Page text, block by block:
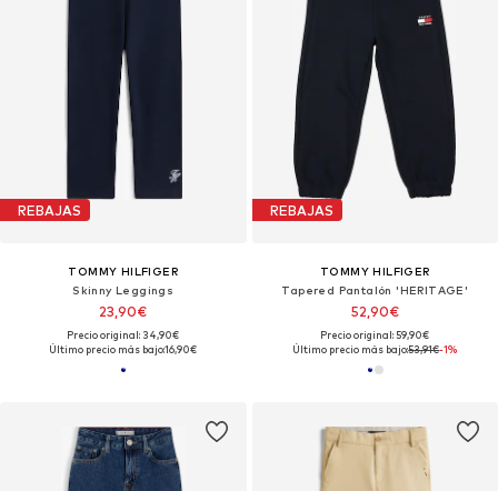
REBAJAS
TOMMY HILFIGER
Skinny Leggings
23,90€
Precio original: 34,90€
Último precio más bajo:16,90€
REBAJAS
TOMMY HILFIGER
Tapered Pantalón 'HERITAGE'
52,90€
Precio original: 59,90€
Último precio más bajo:53,91€-1%